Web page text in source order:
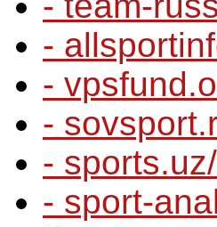
-
-
-
-
- sport-